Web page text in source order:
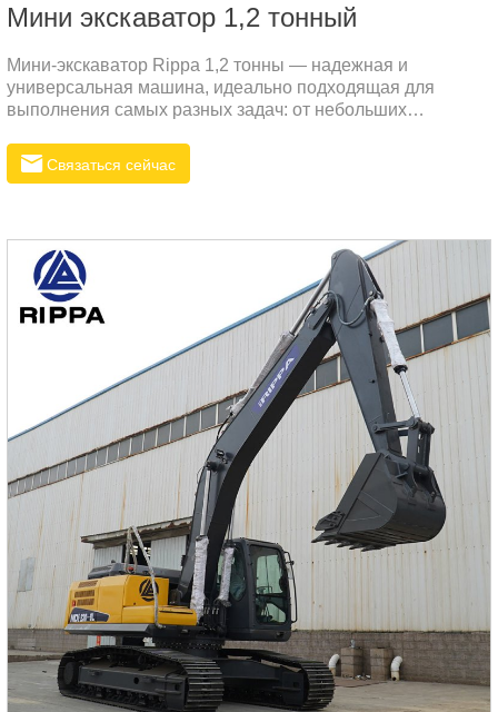
Mини экскаватор 1,2 тонный
Мини-экскаватор Rippa 1,2 тонны — надежная и
универсальная машина, идеально подходящая для
выполнения самых разных задач: от небольших
ландшафтных работ.
Связаться сейчас